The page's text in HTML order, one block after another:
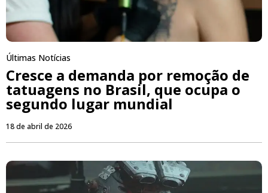
Últimas Notícias
Cresce a demanda por remoção de
tatuagens no Brasil, que ocupa o
segundo lugar mundial
18 de abril de 2026